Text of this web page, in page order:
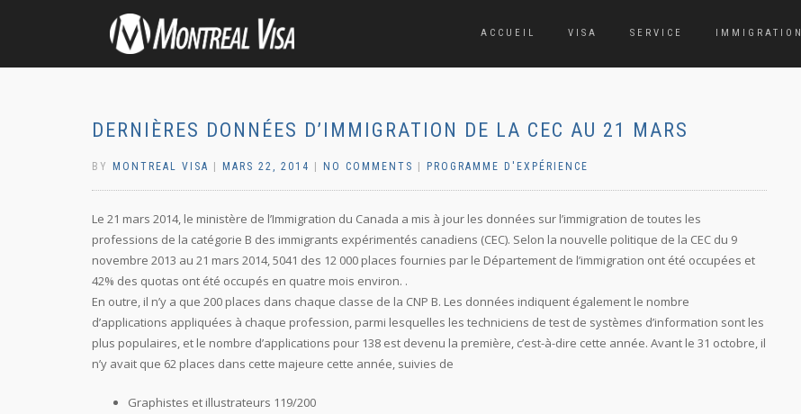
ACCUEIL VISA SERVICE IMMIGRATION
DERNIÈRES DONNÉES D’IMMIGRATION DE LA CEC AU 21 MARS
BY MONTREAL VISA MARS 22, 2014 NO COMMENTS PROGRAMME D'EXPÉRIENCE
Le 21 mars 2014, le ministère de l’Immigration du Canada a mis à jour les données sur l’immigration de toutes les
professions de la catégorie B des immigrants expérimentés canadiens (CEC). Selon la nouvelle politique de la CEC du 9
novembre 2013 au 21 mars 2014, 5041 des 12 000 places fournies par le Département de l’immigration ont été occupées et
42% des quotas ont été occupés en quatre mois environ. .
En outre, il n’y a que 200 places dans chaque classe de la CNP B. Les données indiquent également le nombre
d’applications appliquées à chaque profession, parmi lesquelles les techniciens de test de systèmes d’information sont les
plus populaires, et le nombre d’applications pour 138 est devenu la première, c’est-à-dire cette année. Avant le 31 octobre, il
n’y avait que 62 places dans cette majeure cette année, suivies de
Graphistes et illustrateurs 119/200